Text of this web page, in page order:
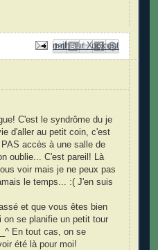
par e-mail
BlogThis!
Partager sur X
Partager sur Facebook
Partager sur Pinterest
C'est le syndrôme du je
d'aller au petit coin, c'est
accès à une salle de
oublie... C'est pareil! Là
voir mais je ne peux pas
le temps... :( J'en suis
et que vous êtes bien
se planifie un petit tour
En tout cas, on se
été là pour moi!